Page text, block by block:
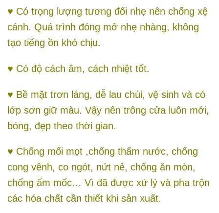
♥ Có trọng lượng tương đối nhẹ nên chống xệ
cánh. Quá trình đóng mở nhẹ nhàng, không
tạo tiếng ồn khó chịu.
♥ Có độ cách âm, cách nhiệt tốt.
♥ Bề mặt trơn láng, dễ lau chùi, vệ sinh và có
lớp sơn giữ màu. Vậy nên trông cửa luôn mới,
bóng, đẹp theo thời gian.
♥ Chống mối mọt ,chống thấm nước, chống
cong vênh, co ngót, nứt nẻ, chống ăn mòn,
chống ẩm mốc… Vì đã được xử lý và pha trộn
các hóa chất cần thiết khi sản xuất.